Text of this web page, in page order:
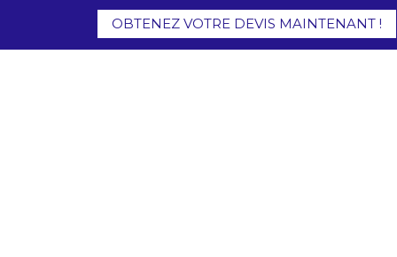
OBTENEZ VOTRE DEVIS MAINTENANT !